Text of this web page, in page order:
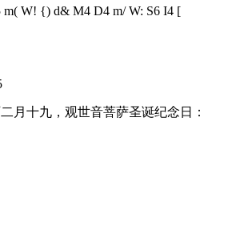
m( W! {) d& M4 D4 m/ W: S6 I4 [
二月十九，观世音菩萨圣诞纪念日：